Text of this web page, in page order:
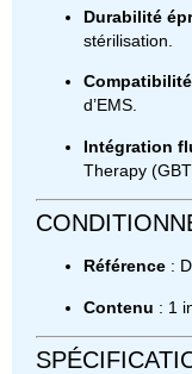
Durabilité
stérilisation.
Compatibilité
d’EMS.
Intégration
Therapy
Référence :
Contenu : 1